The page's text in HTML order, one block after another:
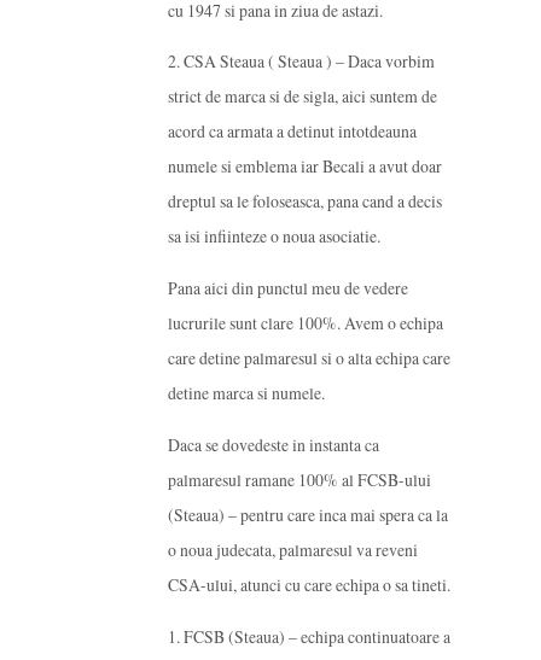
cu 1947 si pana in ziua de astazi.
2. CSA Steaua ( Steaua ) – Daca vorbim
strict de marca si de sigla, aici suntem de
acord ca armata a detinut intotdeauna
numele si emblema iar Becali a avut doar
dreptul sa le foloseasca, pana cand a decis
sa isi infiinteze o noua asociatie.
Pana aici din punctul meu de vedere
lucrurile sunt clare 100%. Avem o echipa
care detine palmaresul si o alta echipa care
detine marca si numele.
Daca se dovedeste in instanta ca
palmaresul ramane 100% al FCSB-ului
(Steaua) – pentru care inca mai spera ca la
o noua judecata, palmaresul va reveni
CSA-ului, atunci cu care echipa o sa tineti.
1. FCSB (Steaua) – echipa continuatoare a